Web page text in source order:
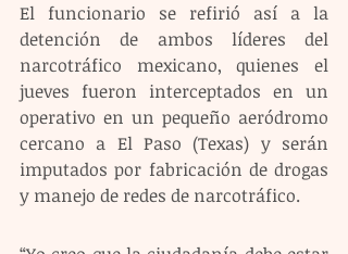
El funcionario se refirió así a la
detención de ambos líderes del
narcotráfico mexicano, quienes el
jueves fueron interceptados en un
operativo en un pequeño aeródromo
cercano a El Paso (Texas) y serán
imputados por fabricación de drogas
y manejo de redes de narcotráfico.